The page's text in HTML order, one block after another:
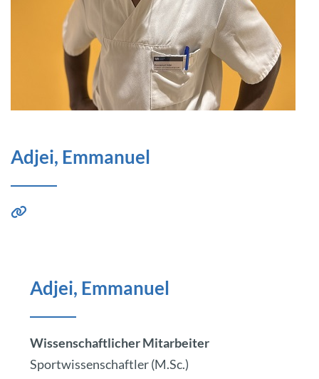
Adjei, Emmanuel
Adjei, Emmanuel
Wissenschaftlicher Mitarbeiter
Sportwissenschaftler (M.Sc.)